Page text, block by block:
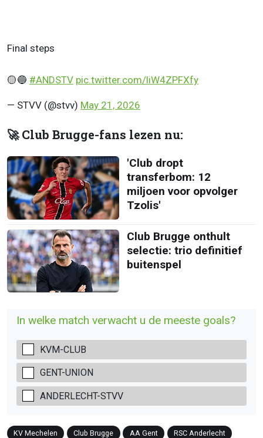
Final steps
🟡🔵 #ANDSTV pic.twitter.com/liW4ZPFXfy
— STVV (@stvv) May 21, 2026
🚀 Club Brugge-fans lezen nu:
'Club dropt
transferbom: 12
miljoen voor opvolger
Tzolis'
Club Brugge onthult
selectie: trio definitief
buitenspel
In welke match verwacht u de meeste goals?
KVM-CLUB
GENT-UNION
ANDERLECHT-STVV
KV Mechelen Club Brugge AA Gent RSC Anderlecht